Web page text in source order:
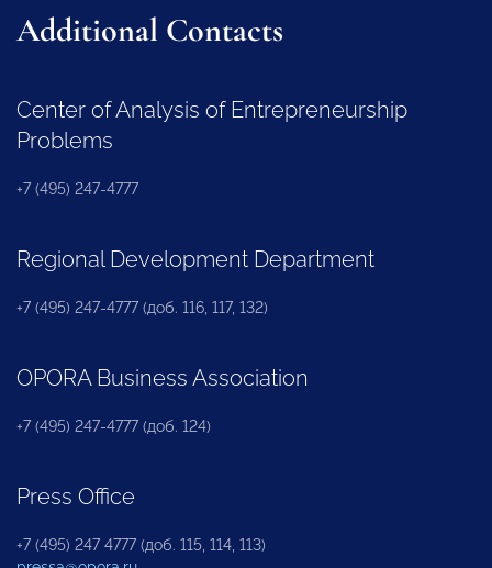
Additional Contacts
Center of Analysis of Entrepreneurship
Problems
+7 (495) 247-4777
Regional Development Department
+7 (495) 247-4777 (доб. 116, 117, 132)
OPORA Business Association
+7 (495) 247-4777 (доб. 124)
Press Office
+7 (495) 247 4777 (доб. 115, 114, 113)